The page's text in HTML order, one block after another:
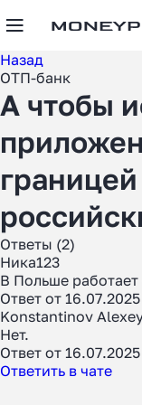
Назад
ОТП-банк
А чтобы
Ответы (2)
Ника123
В Польше работает
Ответ от 16.07.2025
Konstantinov
Нет.
Ответ от 16.07.2025
Ответить в чате